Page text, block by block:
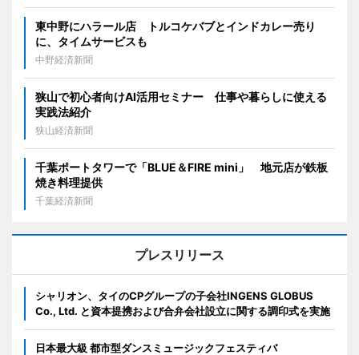
東中野にハラール店 トルコケバブとインドカレー売り
に、タイムサービスも
中野経済新聞
狭山で初心者向けAI活用セミナー 仕事や暮らしに使える
実践法紹介
狭山経済新聞
千葉ポートタワーで「BLUE＆FIRE mini」 地元店が鉄板
焼き料理提供
千葉経済新聞
プレスリリース
シャリオン、タイのCPグループの子会社INGENS GLOBUS
Co., Ltd. と資本提携および合弁会社設立に関する調印式を実施
日本最大級 都市型ダンスミュージックフェスティバ